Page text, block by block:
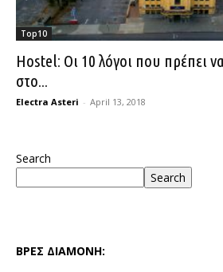
Top10
Hostel: Οι 10 λόγοι που πρέπει
στο...
Electra Asteri - April 13, 2018
Search
Search
ΒΡΕΣ ΔΙΑΜΟΝΗ: